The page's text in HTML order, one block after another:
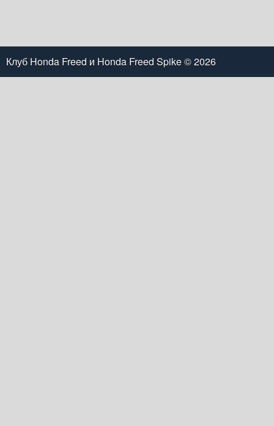
Клуб Honda Freed и Honda Freed Spike© 2026